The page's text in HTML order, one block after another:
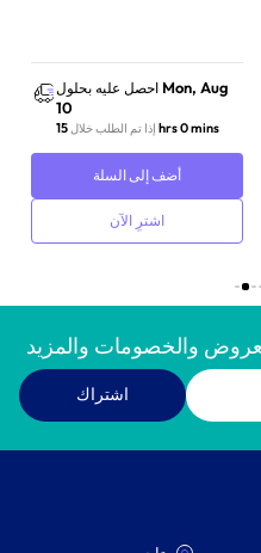
احصل عليه بحلول Mon, Aug
10
إذا تم الطلب خلال 15 hrs 0 mins
أضف إلى السلة
اشترِ الآن
والخصومات والمزيد
اشتراك